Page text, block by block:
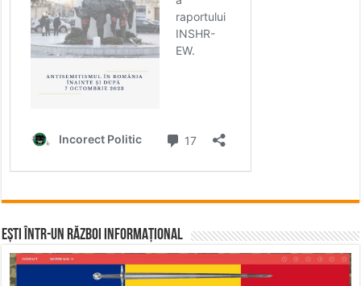
Ești într-un RĂZBOI INFORMAȚIONAL